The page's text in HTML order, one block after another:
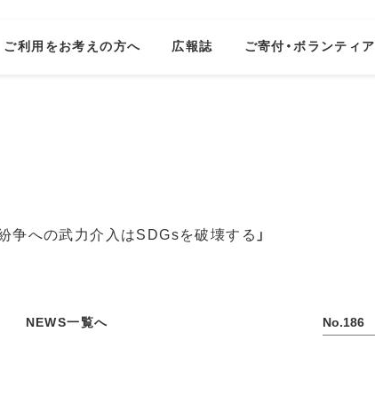
ご利用をお考えの方へ 広報誌 ご寄付・ボランティア
争への武力介入はSDGsを破壊する」
No.186
NEWS一覧へ